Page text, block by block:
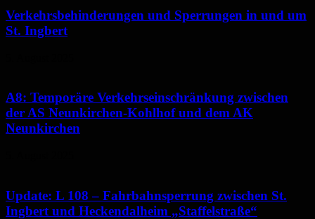
Verkehrsbehinderungen und Sperrungen in und um
St. Ingbert
A8: Temporäre Verkehrseinschränkung zwischen
der AS Neunkirchen-Kohlhof und dem AK
Neunkirchen
Update: L 108 – Fahrbahnsperrung zwischen St.
Ingbert und Heckendalheim „Staffelstraße“